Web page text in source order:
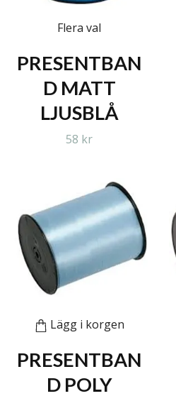
Flera val
PRESENTBAN
D MATT
LJUSBLÅ
58 kr
Lägg i korgen
PRESENTBAN
D POLY